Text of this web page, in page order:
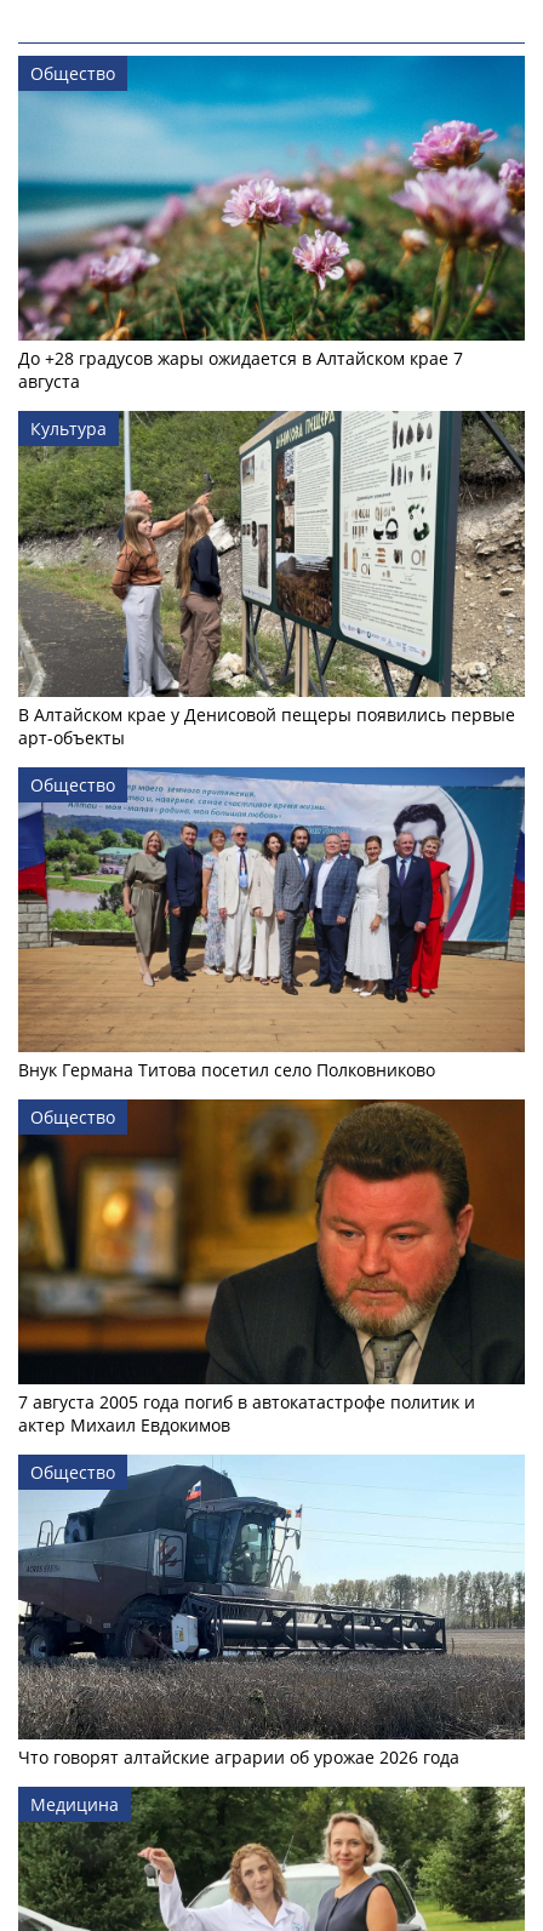
Общество
До +28 градусов жары ожидается в Алтайском крае 7
августа
Культура
В Алтайском крае у Денисовой пещеры появились первые
арт-объекты
Общество
Внук Германа Титова посетил село Полковниково
Общество
7 августа 2005 года погиб в автокатастрофе политик и
актер Михаил Евдокимов
Общество
Что говорят алтайские аграрии об урожае 2026 года
Медицина